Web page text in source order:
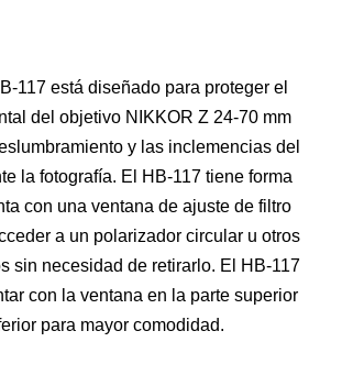
117 está diseñado para proteger el
del objetivo NIKKOR Z 24-70 mm
y las inclemencias del
la fotografía. El HB-117 tiene forma
con una ventana de ajuste de filtro
a un polarizador circular u otros
sin necesidad de retirarlo. El HB-117
con la ventana en la parte superior
para mayor comodidad.